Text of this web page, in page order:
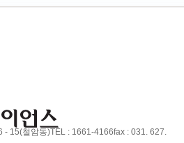
- 15(철암동)TEL : 1661-4166fax : 031. 627.